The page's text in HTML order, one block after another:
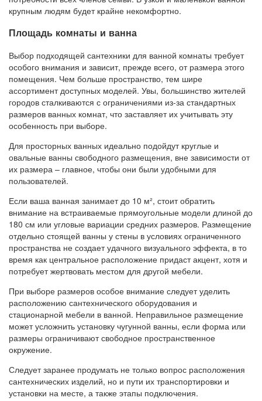
крупным людям будет крайне некомфортно.
Площадь комнаты и ванна
Выбор подходящей сантехники для ванной комнаты требует
особого внимания и зависит, прежде всего, от размера этого
помещения. Чем больше пространство, тем шире
ассортимент доступных моделей. Увы, большинство жителей
городов сталкиваются с ограничениями из-за стандартных
размеров ванных комнат, что заставляет их учитывать эту
особенность при выборе.
Для просторных ванных идеально подойдут круглые и
овальные ванны свободного размещения, вне зависимости от
их размера – главное, чтобы они были удобными для
пользователей.
Если ваша ванная занимает до 10 м², стоит обратить
внимание на встраиваемые прямоугольные модели длиной до
180 см или угловые вариации средних размеров. Размещение
отдельно стоящей ванны у стены в условиях ограниченного
пространства не создает удачного визуального эффекта, в то
время как центральное расположение придаст акцент, хотя и
потребует жертвовать местом для другой мебели.
При выборе размеров особое внимание следует уделить
расположению сантехнического оборудования и
стационарной мебели в ванной. Неправильное размещение
может усложнить установку чугунной ванны, если форма или
размеры ограничивают свободное пространственное
окружение.
Следует заранее продумать не только вопрос расположения
сантехнических изделий, но и пути их транспортировки и
установки на месте, а также этапы подключения.